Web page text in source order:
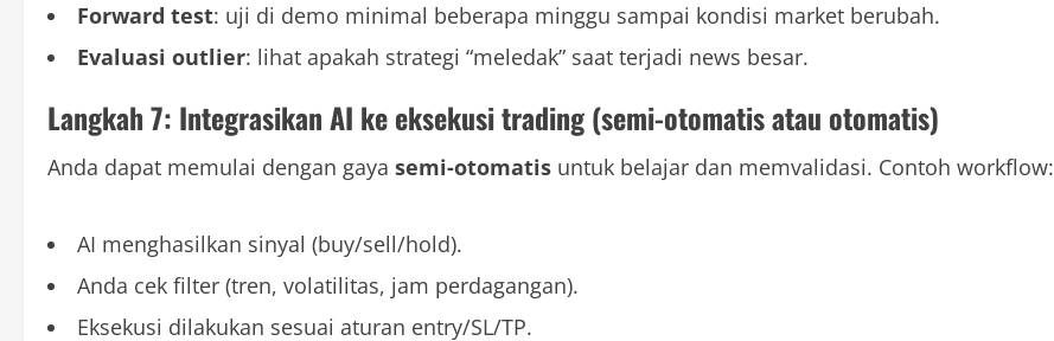
Forward test: uji di demo minimal beberapa minggu sampai kondisi market berubah.
Evaluasi outlier: lihat apakah strategi “meledak” saat terjadi news besar.
Langkah 7: Integrasikan AI ke eksekusi trading (semi-otomatis atau otomatis)
Anda dapat memulai dengan gaya semi-otomatis untuk belajar dan memvalidasi. Contoh workflow:
AI menghasilkan sinyal (buy/sell/hold).
Anda cek filter (tren, volatilitas, jam perdagangan).
Eksekusi dilakukan sesuai aturan entry/SL/TP.